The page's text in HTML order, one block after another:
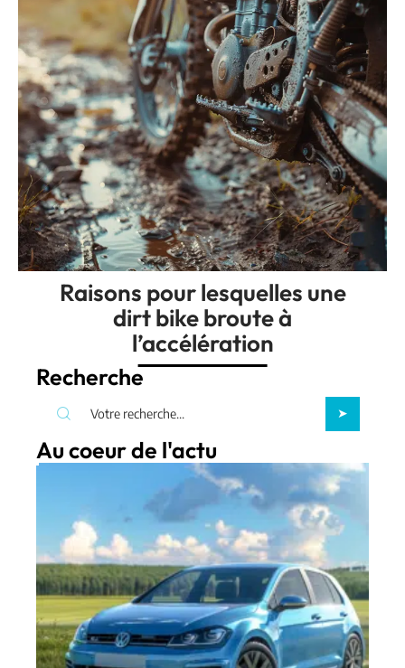
Raisons pour lesquelles une
dirt bike broute à
l’accélération
Recherche
Au coeur de l'actu